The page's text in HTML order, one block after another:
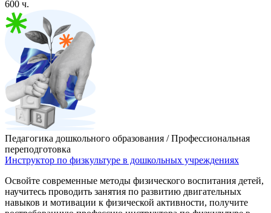
600 ч.
Педагогика дошкольного образования / Профессиональная
переподготовка
Инструктор по физкультуре в дошкольных учреждениях
Освойте современные методы физического воспитания детей,
научитесь проводить занятия по развитию двигательных
навыков и мотивации к физической активности, получите